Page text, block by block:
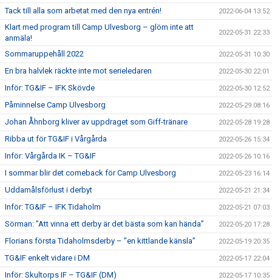
Tack till alla som arbetat med den nya entrén! 2022-06-04 13:52
Klart med program till Camp Ulvesborg – glöm inte att
anmäla!
2022-05-31 22:33
Sommaruppehåll 2022 2022-05-31 10:30
En bra halvlek räckte inte mot serieledaren 2022-05-30 22:01
Inför: TG&IF – IFK Skövde 2022-05-30 12:52
Påminnelse Camp Ulvesborg 2022-05-29 08:16
Johan Åhnborg kliver av uppdraget som Giff-tränare 2022-05-28 19:28
Ribba ut för TG&IF i Vårgårda 2022-05-26 15:34
Inför: Vårgårda IK – TG&IF 2022-05-26 10:16
I sommar blir det comeback för Camp Ulvesborg 2022-05-23 16:14
Uddamålsförlust i derbyt 2022-05-21 21:34
Inför: TG&IF – IFK Tidaholm 2022-05-21 07:03
Sörman: ”Att vinna ett derby är det bästa som kan hända” 2022-05-20 17:28
Florians första Tidaholmsderby – ”en kittlande känsla” 2022-05-19 20:35
TG&IF enkelt vidare i DM 2022-05-17 22:04
Inför: Skultorps IF – TG&IF (DM) 2022-05-17 10:35